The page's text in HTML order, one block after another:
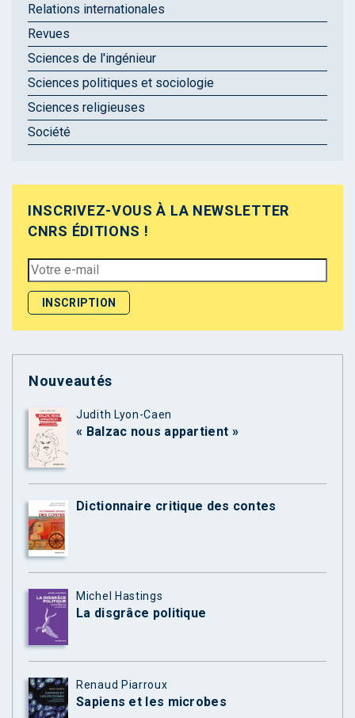
Relations internationales
Revues
Sciences de l'ingénieur
Sciences politiques et sociologie
Sciences religieuses
Société
INSCRIVEZ-VOUS À LA NEWSLETTER
CNRS ÉDITIONS !
Nouveautés
Judith Lyon-Caen
« Balzac nous appartient »
Dictionnaire critique des contes
Michel Hastings
La disgrâce politique
Renaud Piarroux
Sapiens et les microbes